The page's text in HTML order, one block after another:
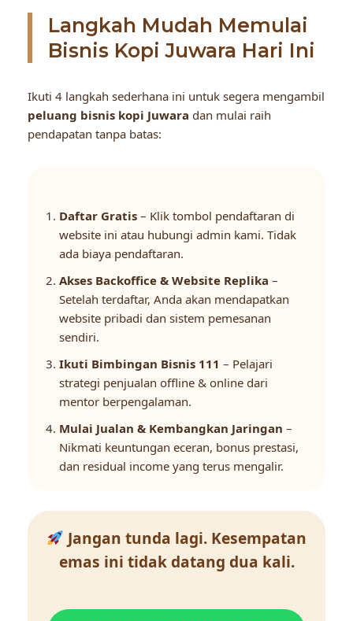
Langkah Mudah Memulai
Bisnis Kopi Juwara Hari Ini
Ikuti 4 langkah sederhana ini untuk segera mengambil
peluang bisnis kopi Juwara dan mulai raih
pendapatan tanpa batas:
Daftar Gratis – Klik tombol pendaftaran di
website ini atau hubungi admin kami. Tidak
ada biaya pendaftaran.
Akses Backoffice & Website Replika –
Setelah terdaftar, Anda akan mendapatkan
website pribadi dan sistem pemesanan
sendiri.
Ikuti Bimbingan Bisnis 111 – Pelajari
strategi penjualan offline & online dari
mentor berpengalaman.
Mulai Jualan & Kembangkan Jaringan –
Nikmati keuntungan eceran, bonus prestasi,
dan residual income yang terus mengalir.
Jangan tunda lagi. Kesempatan
emas ini tidak datang dua kali.